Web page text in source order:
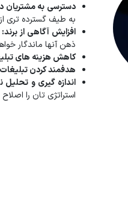
دسترسی به مشتریان
به طیف گسترده تری
افزایش آگاهی از برند:
ذهن آنها ماندگار
کاهش هزینه‌ های
هدفمند کردن
اندازه‌ گیری و تحلیل
استراتژی‌ تان را اصلاح